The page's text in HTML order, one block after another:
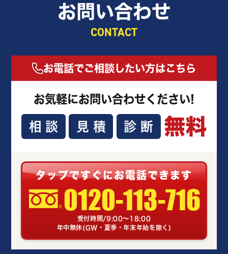
お問い合わせ
CONTACT
お電話でご相談したい方はこちら
お気軽にお問い合わせください!
相談 見積 診断 無料
タップですぐにお電話できます
0120-113-716
受付時間/9:00～18:00
年中無休(GW・夏季・年末年始を除く)